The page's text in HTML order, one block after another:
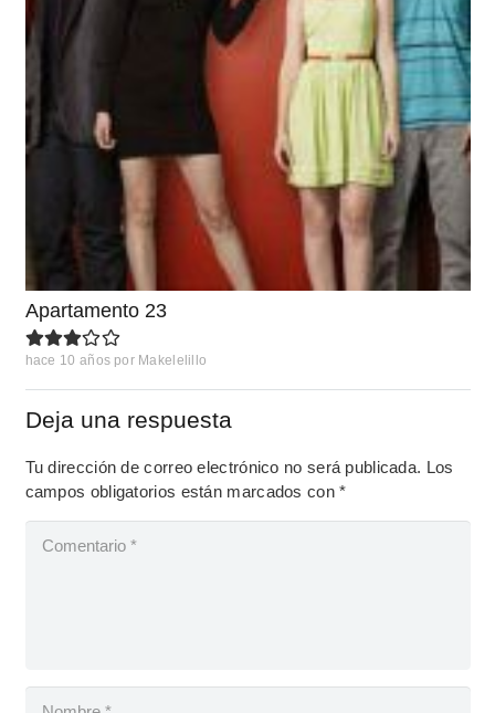
Apartamento 23
hace 10 años por Makelelillo
Deja una respuesta
Tu dirección de correo electrónico no será publicada. Los
campos obligatorios están marcados con*